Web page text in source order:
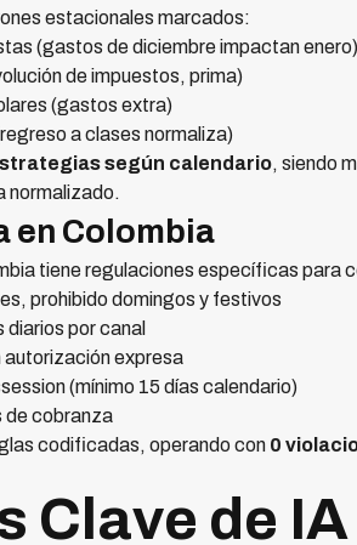
estacionales marcados:
(gastos de diciembre impactan
de impuestos, prima)
(gastos extra)
a clases normaliza)
según calendario, siendo
normalizado.
en Colombia
tiene regulaciones específicas para
prohibido domingos y festivos
por canal
autorización expresa
(mínimo 15 días calendario)
de cobranza
codificadas, operando con 0
Clave de IA